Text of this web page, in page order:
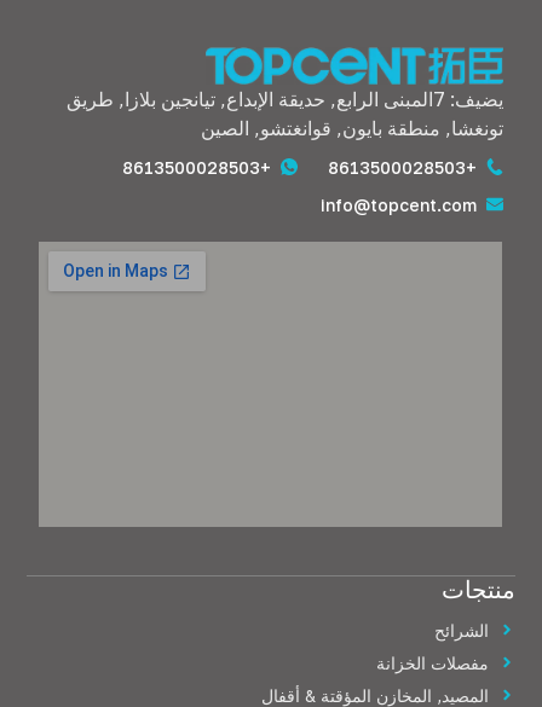
يضيف: 7المبنى الرابع, حديقة الإبداع, تيانجين بلازا, طريق
تونغشا, منطقة بايون, قوانغتشو, الصين
+8613500028503
+8613500028503
info@topcent.com
منتجات
الشرائح
مفصلات الخزانة
المصيد, المخازن المؤقتة & أقفال